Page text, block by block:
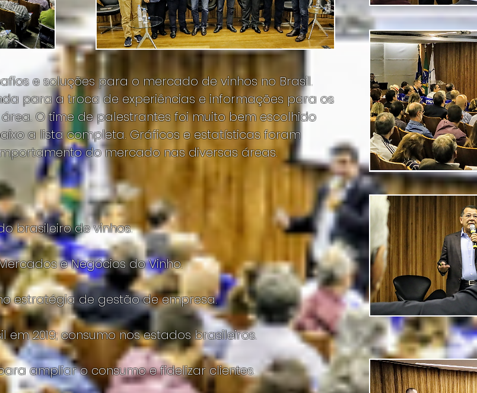
e soluções para o mercado de vinhos no Brasil.
para a troca de experiências e informações para os
O time de palestrantes foi muito bem escolhido
a lista completa. Gráficos e estatísticas foram
do mercado nas diversas áreas.
brasileiro de vinhos.
e Negócios do Vinho.
estratégia de gestão de empresa.
2019; consumo nos estados brasileiros.
ampliar o consumo e fidelizar clientes.